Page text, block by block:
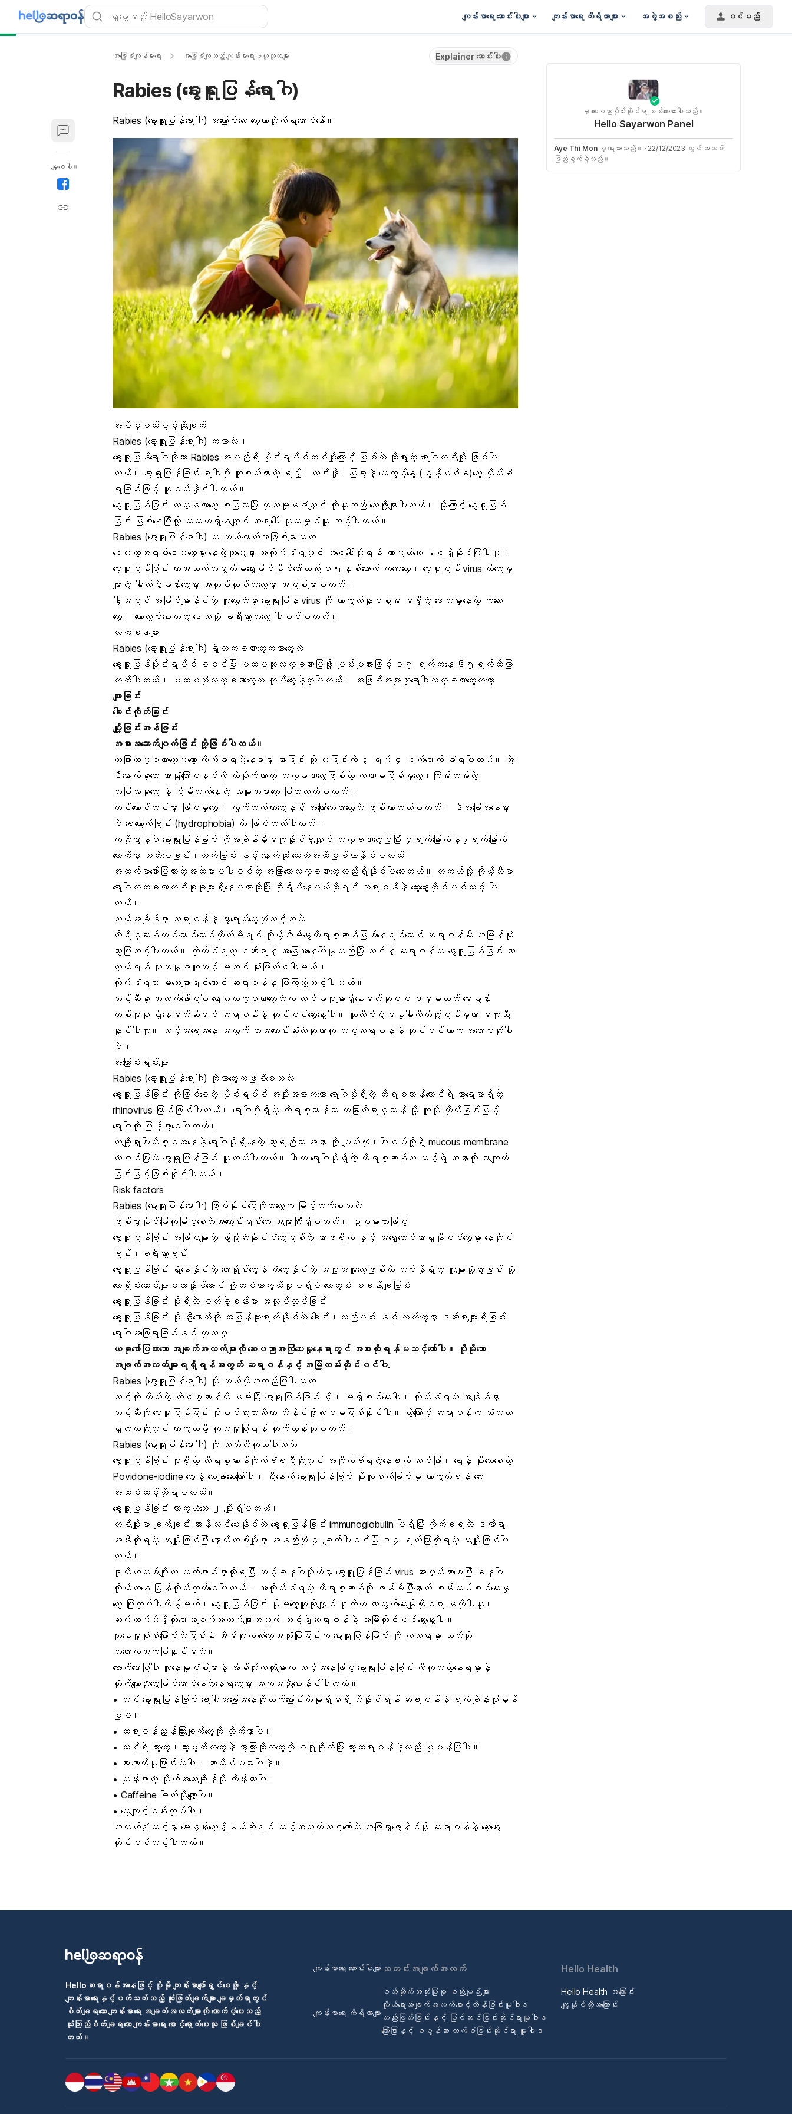
ကျန်းမာရေး ဆောင်းပါးများ ကျန်းမာရေး ကိရိယာများ အဖွဲ့အစည်း ဝင်မည်
မျှဝေပါ။
အခြေခံကျန်းမာရေး အခြေခံကျသည့် ကျန်းမာရေးဗဟုသုတများ Explainer ဆောင်းပါး
Rabies (ခွေးရူးပြန်ရောဂါ)
Rabies (ခွေးရူးပြန်ရောဂါ) အကြောင်းလေး လေ့လာလိုက်ရအောင်နော်။
အဓိပ္ပါယ်ဖွင့်ဆိုချက်
Rabies (ခွေးရူးပြန်ရောဂါ) ကဘာလဲ။
ခွေးရူးပြန်ရောဂါ ဆိုတာ Rabies အမည်ရှိ ဗိုင်းရပ်စ်တစ်မျိုးကြောင့် ဖြစ်တဲ့ ဆိုးရွားတဲ့ ရောဂါတစ်မျိုး ဖြစ်ပါ
တယ်။ ခွေးရူးပြန်ခြင်း ရောဂါပိုး ကူးစက်ထားတဲ့ ရှဉ့်၊လင်းနို့၊မြေခွေးနဲ့ လေလွင့်ခွေး (စွန့်ပစ်ခံ)တွေ ကိုက်ခံ
ရခြင်းဖြင့် ကူးစက်နိုင်ပါတယ်။
ခွေးရူးပြန်ခြင်း လက္ခဏာတွေ စပြလာပြီး ကုသမှုမခံလျှင် ထိုသူသည် သေဖို့များပါတယ်။ ထို့ကြောင့် ခွေးရူးပြန်
ခြင်း ဖြစ်နေပြီလို့ သံသယရှိနေလျှင် အရေးပေါ် ကုသမှုခံယူ သင့်ပါတယ်။
Rabies (ခွေးရူးပြန်ရောဂါ) က ဘယ်လောက်အဖြစ်များသလဲ
ဝေးလံတဲ့အရပ်ဒေသတွေမှာ နေတဲ့သူတွေမှာ အကိုက်ခံရလျှင် အရေပေါ်ထိုးရန် ကာကွယ်ဆေး မရရှိနိုင်ကြပါဘူး။
ခွေးရူးပြန်ခြင်း ဟာအသက်အရွယ်မရွေးဖြစ်နိုင်သော်လည်း ၁၅နှစ်အောက် ကလေးတွေ၊ ခွေးရူးပြန် virus ထိတွေ့မှု
များတဲ့ ဓါတ်ခွဲခန်းတွေမှာ အလုပ်လုပ်သူတွေမှာ အဖြစ်များပါတယ်။
ဒါ့အပြင် အဖြစ်များနိုင်တဲ့ သူတွေထဲမှာ ခွေးရူးပြန် virus ကို ကာကွယ်နိုင်စွမ်း မရှိတဲ့ ဒေသမှာနေတဲ့ ကလေး
တွေ၊ တောတွင်းဝေးလံတဲ့ ဒေသသို့ ခရီးသွားသူတွေ ပါဝင်ပါတယ်။
လက္ခဏာများ
Rabies (ခွေးရူးပြန်ရောဂါ) ရဲ့လက္ခဏာတွေကဘာတွေလဲ
ခွေးရူးပြန်ဗိုင်းရပ်စ် စဝင်ပြီး ပထမဆုံးလက္ခဏာပြဖို့ ပျမ်းမျှအားဖြင့် ၃၅ ရက်ကနေ ၆၅ရက်ထိကြာ
တတ်ပါတယ်။ ပထမဆုံးလက္ခဏာတွေက တုပ်ကွေးနဲ့တူပါတယ်။ အဖြစ်အများဆုံးရောဂါလက္ခဏာတွေကတော့
ဖျားခြင်း
ခေါင်းကိုက်ခြင်း
ပျို့ခြင်းအန်ခြင်း
အစားအသောက်ပျက်ခြင်း တို့ဖြစ်ပါတယ်။
တခြားလက္ခဏာတွေကတော့ ကိုက်ခံရတဲ့နေရာမှာ နာခြင်း သို့ ထုံခြင်းကို ၃ ရက် ၄ ရက်လောက် ခံရပါတယ်။ အဲ့
ဒီနောက်မှာတော့ အာရုံကြောစနစ်ကို ထိခိုက်လာတဲ့ လက္ခဏာတွေဖြစ်တဲ့ ကဏာမငြိမ်မှုတွေ၊ကြမ်းတမ်းတဲ့
အပြုအမူတွေ နဲ့ ငြိမ်သက်နေတဲ့ အမူအရာတွေ ပြလာတတ်ပါတယ်။
ထင်ယောင်ထင်မှား ဖြစ်မှုတွေ၊ ကြွက်တက်တာတွေနှင့် အကြောသေတာတွေလဲ ဖြစ်လာတတ်ပါတယ်။ ဒီအခြေအနေမှာ
ပဲ ရေကြောက်ခြင်း (hydrophobia) လဲ ဖြစ်တတ်ပါတယ်။
ကံဆိုးစွာနဲ့ပဲ ခွေးရူးပြန်ခြင်း ကိုအချိန်မှီမကုနိုင်ခဲ့လျှင် လက္ခဏာတွေပြပြီး ၄ရက်မြောက်နဲ့၇ရက်မြောက်
လောက်မှာ သတိမေ့ခြင်း၊တက်ခြင်း နှင့် နောက်ဆုံး သေတဲ့အထိဖြစ်လာနိုင်ပါတယ်။
အထက်မှာဖော်ပြထားတဲ့အထဲမှာမပါဝင်တဲ့ အခြားသောလက္ခဏာတွေလည်းရှိနိုင်ပါသေးတယ်။ တကယ်လို့ ကိုယ့်ဆီမှာ
ရောဂါလက္ခဏာတစ်ခုခုများရှိနေမလားဆိုပြီး စိုးရိမ်နေမယ်ဆိုရင် ဆရာဝန်နဲ့ ဆွေးနွေးတိုင်ပင်သင့် ပါ
တယ်။
ဘယ်အချိန်မှာ ဆရာဝန်နဲ့ သွားရောက်တွေ့ဆုံသင့်သလဲ
တိရိစ္ဆာန်တစ်ကောင်ကောင်ကိုက်မိရင် ကိုယ့်အိမ်မွေးတိရာစ္ဆာန်ဖြစ်နေရင်တောင် ဆရာဝန်ဆီ အမြန်ဆုံး
သွားပြသင့်ပါတယ်။ ကိုက်ခံရတဲ့ ဒဏ်ရာနဲ့ အခြေအနေပေါ်မူတည်ပြီး သင်နဲ့ ဆရာဝန်က ခွေးရူးပြန်ခြင်း ကာ
ကွယ်ရန် ကုသမှုခံယူသင့် မသင့် ဆုံးဖြတ်ရပါမယ်။
ကိုက်ခံရတာ မသေချာရင်တောင် ဆရာဝန်နဲ့ ပြကြည့်သင့်ပါတယ်။
သင့်ဆီမှာ အထက်ဖော်ပြပါ ရောဂါလက္ခဏာတွေထဲက တစ်ခုခုများရှိနေမယ်ဆိုရင် ဒါမှမဟုတ် မေးခွန်း
တစ်ခုခု ရှိနေမယ်ဆိုရင် ဆရာဝန်နဲ့ တိုင်ပင်ဆွေးနွေးပါ။ လူတိုင်းရဲ့ခန္ဓါကိုယ်တုံ့ပြန်မှုဟာ မတူညီ
နိုင်ပါဘူး။ သင့်အခြေအနေ အတွက် ဘာအကောင်းဆုံးလဲဆိုတာကို သင့်ဆရာဝန်နဲ့ တိုင်ပင်တာက အကောင်းဆုံးပါ
ပဲ။
အကြောင်းရင်းများ
Rabies (ခွေးရူးပြန်ရောဂါ) ကိုဘာတွေကဖြစ်စေသလဲ
ခွေးရူးပြန်ခြင်း ကိုဖြစ်စေတဲ့ ဗိုင်းရပ်စ် အမျိုးအစားကတော့ ရောဂါပိုးရှိတဲ့ တိရစ္ဆာန်ကောင်ရဲ့ သွားရေမှာရှိတဲ့
rhinovirus ကြောင့်ဖြစ်ပါတယ်။ ရောဂါပိုးရှိတဲ့ တိရစ္ဆာန်ဟာ တခြားတိရာစ္ဆာန် သို့ လူကို ကိုက်ခြင်းဖြင့်
ရောဂါကို ပြန့်ပွားစေပါတယ်။
တချို့ရှားပါးကိစ္စအနေနဲ့ ရောဂါပိုးရှိနေတဲ့ သွားရည်ဟာ အနာ သို့ မျက်လုံး၊ပါးစပ်တို့ရဲ့ mucous membrane
ထဲဝင်ပြီးလဲ ခွေးရူးပြန်ခြင်း ကူးတတ်ပါတယ်။ ဒါက ရောဂါပိုးရှိတဲ့ တိရစ္ဆာန်က သင့်ရဲ့ အနာကို လာလျက်
ခြင်းဖြင့်ဖြစ်နိုင်ပါတယ်။
Risk factors
Rabies (ခွေးရူးပြန်ရောဂါ) ဖြစ်နိုင်ခြေကိုဘာတွေက မြင့်တက်စေသလဲ
ဖြစ်ပွားနိုင်ခြေကိုမြင့်စေတဲ့အကြောင်းရင်းတွေ အများကြီးရှိပါတယ်။ ဥပမာအားဖြင့်
ခွေးရူးပြန်ခြင်း အဖြစ်များတဲ့ ဖွံ့ဖြိုးဆဲနိုင်ငံတွေဖြစ်တဲ့ အာဖရိက နှင့် အရှေ့တောင်အာရှနိုင်ငံတွေမှာ နေထိုင်
ခြင်း၊ခရီးသွားခြင်း
ခွေးရူးပြန်ခြင်း ရှိနေနိုင်တဲ့ တောရိုင်းတွေနဲ့ ထိတွေ့နိုင်တဲ့ အပြုအမူတွေဖြစ်တဲ့ လင်းနို့ရှိတဲ့ ဂူများသို့သွားခြင်း သို့
တောရိုင်းကောင်များမလာနိုင်အောင် ကြိုတင်ကာကွယ်မှုမရှိပဲ တောတွင်း စခန်းချခြင်း
ခွေးရူးပြန်ခြင်း ပိုးရှိတဲ့ ဓတ်ခွဲခန်းမှာ အလုပ်လုပ်ခြင်း
ခွေးရူးပြန်ခြင်း ပိုး ဦးနှောက်ကို အမြန်ဆုံးရောက်နိုင်တဲ့ ခေါင်း၊လည်ပင်း နှင့် လက်တွေမှာ ဒဏ်ရာများရှိခြင်း
ရောဂါအဖြေရှာခြင်းနှင့် ကုသမှု
ယခုဖော်ပြထားသော အချက်အလက်များကို ဆေးပညာအကြံပေးမှုနေရာတွင် အစားထိုးရန်မသင့်တော်ပါ။ ပိုမိုသော
အချက်အလက်များရရှိရန်အတွက် ဆရာဝန်နှင့် အမြဲတမ်းတိုင်ပင်ပါ.
Rabies (ခွေးရူးပြန်ရောဂါ) ကို ဘယ်လိုအတည်ပြုပါသလဲ
သင့်ကို ကိုက်တဲ့ တိရစ္ဆာန်ကို ဖမ်းပြီး ခွေးရူးပြန်ခြင်း ရှိ၊ မရှိစစ်ဆေးပါ။ ကိုက်ခံရတဲ့ အချိန်မှာ
သင့်ဆီကို ခွေးရူးပြန်ခြင်း ပိုးဝင်သွားလားဆိုတာ သိနိုင်ဖို့လုံးဝမဖြစ်နိုင်ပါ။ ထို့ကြောင့် ဆရာဝန်က သံသယ
ရှိတယ်ဆိုလျှင် ကာကွယ်ဖို့ ကုသမှုပြုရန် တိုက်တွန်းလိုပါတယ်။
Rabies (ခွေးရူးပြန်ရောဂါ) ကို ဘယ်လိုကုသပါသလဲ
ခွေးရူးပြန်ခြင်း ပိုးရှိတဲ့ တိရစ္ဆာန်ကိုက်ခံရပြီဆိုလျှင် အကိုက်ခံရတဲ့နေရာကို ဆပ်ပြာ၊ ရေနဲ့ ပိုးသေစေတဲ့
Povidone-iodine တွေနဲ့ သေချာဆေးကြောပါ။ ပြီးနောက် ခွေးရူးပြန်ခြင်း ပိုးကူးစက်ခြင်းမှ ကာကွယ်ရန် ဆေး
အဆင့်ဆင့်ထိုးရပါတယ်။
ခွေးရူးပြန်ခြင်း ကာကွယ်ဆေး ၂ မျိုးရှိပါတယ်။
တစ်မျိုးမှာ ချက်ချင်း အာနိသင်ပေးနိုင်တဲ့ ခွေးရူးပြန်ခြင်း immunoglobulin ပါရှိပြီး ကိုက်ခံရတဲ့ ဒဏ်ရာ
အနီးထိုးရတဲ့ ဆေးမျိုးဖြစ်ပြီး နောက်တစ်မျိုးမှာ အနည်းဆုံး ၄ ချက်ပါဝင်ပြီး ၁၄ ရက်ကြာထိုးရတဲ့ ဆေးမျိုးဖြစ်ပါ
တယ်။
ဒုတိယတစ်မျိုးက လက်မောင်းမှာထိုးရပြီး သင့်ခန္ဓါကိုယ်မှာ ခွေးရူးပြန်ခြင်း virus အားမှတ်သားစေပြီး ခန္ဓါ
ကိုယ်ကနေ ပြန်တိုက်ထုတ်စေပါတယ်။ အကိုက်ခံရတဲ့ တိရာစ္ဆာန်ကို ဖမ်းမိပြီးနောက် စမ်းသပ်စစ်ဆေးမှု
တွေ ပြုလုပ်ပါလိမ့်မယ်။ ခွေးရူးပြန်ခြင်း ပိုးမတွေ့ဘူးဆိုလျှင် ဒုတိယ ကာကွယ်ဆေးမျိုးထိုးစရာ မလိုပါဘူး။
ဆက်လက်သိရှိလိုသောအချက်အလက်များအတွက် သင့်ရဲ့ဆရာဝန်နဲ့ အမြဲတိုင်ပင်ဆွေးနွေးပါ။
လူနေမှုပုံစံပြောင်းလဲခြင်းနဲ့ အိမ်သုံးကုထုံးတွေအသုံးပြုခြင်းက ခွေးရူးပြန်ခြင်း ကို ကုသရာမှာ ဘယ်လို
အထောက်အကူပြုနိုင်မလဲ။
အောက်ဖော်ပြပါ လူနေမှုပုံစံများနဲ့ အိမ်သုံးကုထုံးများ က သင့်အနေဖြင့် ခွေးရူးပြန်ခြင်း ကိုကုသတဲ့နေရာမှာနဲ့
လိုက်လျောညီထွေဖြစ်အောင်နေတဲ့နေရာတွေမှာ အကူအညီပေးနိုင်ပါတယ်။
• သင့် ခွေးရူးပြန်ခြင်း ရောဂါအခြေအနေတိုးတက်ပြောင်းလဲမှုရှိမရှိ သိနိုင်ရန် ဆရာဝန်နဲ့ ရက်ချိန်းပုံမှန်
ပြပါ။
• ဆရာဝန်ညွှန်ကြားချက်တွေကို လိုက်နာပါ။
• သင့်ရဲ့ သွားတွေ၊သွားပွတ်တံတွေနဲ့ သွားကြားထိုးတံတွေကို ဂရုစိုက်ပြီး သွားဆရာဝန်နဲ့လည်း ပုံမှန်ပြပါ။
• စားသောက်ပုံပြောင်းလဲပါ၊ ဆားသိပ်မစားပါနဲ့။
• ကျန်းမာတဲ့ ကိုယ်အလေးချိန်ကို ထိန်းထားပါ။
• Caffeine ဓါတ်ကိုလျှော့ပါ။
• လေ့ကျင့်ခန်းလုပ်ပါ။
အကယ်၍သင့်မှာ မေးခွန်းတွေရှိမယ်ဆိုရင် သင့်အတွက်သင့တော်တဲ့ အဖြေရှာဖွေနိုင်ဖို့ ဆရာဝန်နဲ့ ဆွေးနွေး
တိုင်ပင်သင့်ပါတယ်။
မှ ဆေးပညာပိုင်းဆိုင်ရာ စစ်ဆေးထားပါသည်။
Hello Sayarwon Panel
Aye Thi Monမှ ရေးသားသည်။ ·22/12/2023 တွင် အသစ်
ဖြည့်စွက်ခဲ့သည်။
Helloဆရာဝန်အနေဖြင့် ပိုမို ကျန်းမာပျော်ရွှင်စေဖို့ နှင့်
ကျန်းမာရေးနှင့်ပတ်သက်သည့် ဆုံးဖြတ်ချက်များ ချမှတ်ရာတွင်
စိတ်ချရသော ကျန်းမာရေး အချက်အလက်များကို ထောက်ပံ့ပေးသည့်
ယုံကြည်စိတ်ချရသော ကျန်းမာရေး စောင့်ရှောက်ပေးသူ ဖြစ်ချင်ပါ
တယ်။
ကျန်းမာရေး ဆောင်းပါးများ
ကျန်းမာရေး ကိရိယာများ
သတင်းအချက်အလက်
ဝဘ်ဆိုက်အသုံးပြုမှု စည်းမျဉ်းများ
ကိုယ်ရေးအချက်အလက်စောင့်ထိန်းခြင်းမူဝါဒ
တည်းဖြတ်ခြင်းနှင့် ပြင်ဆင်ခြင်းဆိုင်ရာမူဝါဒ
ကြော်ငြာနှင့် စပွန်ဆာ လက်ခံခြင်းဆိုင်ရာ မူဝါဒ
Hello Health
Hello Health အကြောင်း
ကျွန်ုပ်တို့အကြောင်း